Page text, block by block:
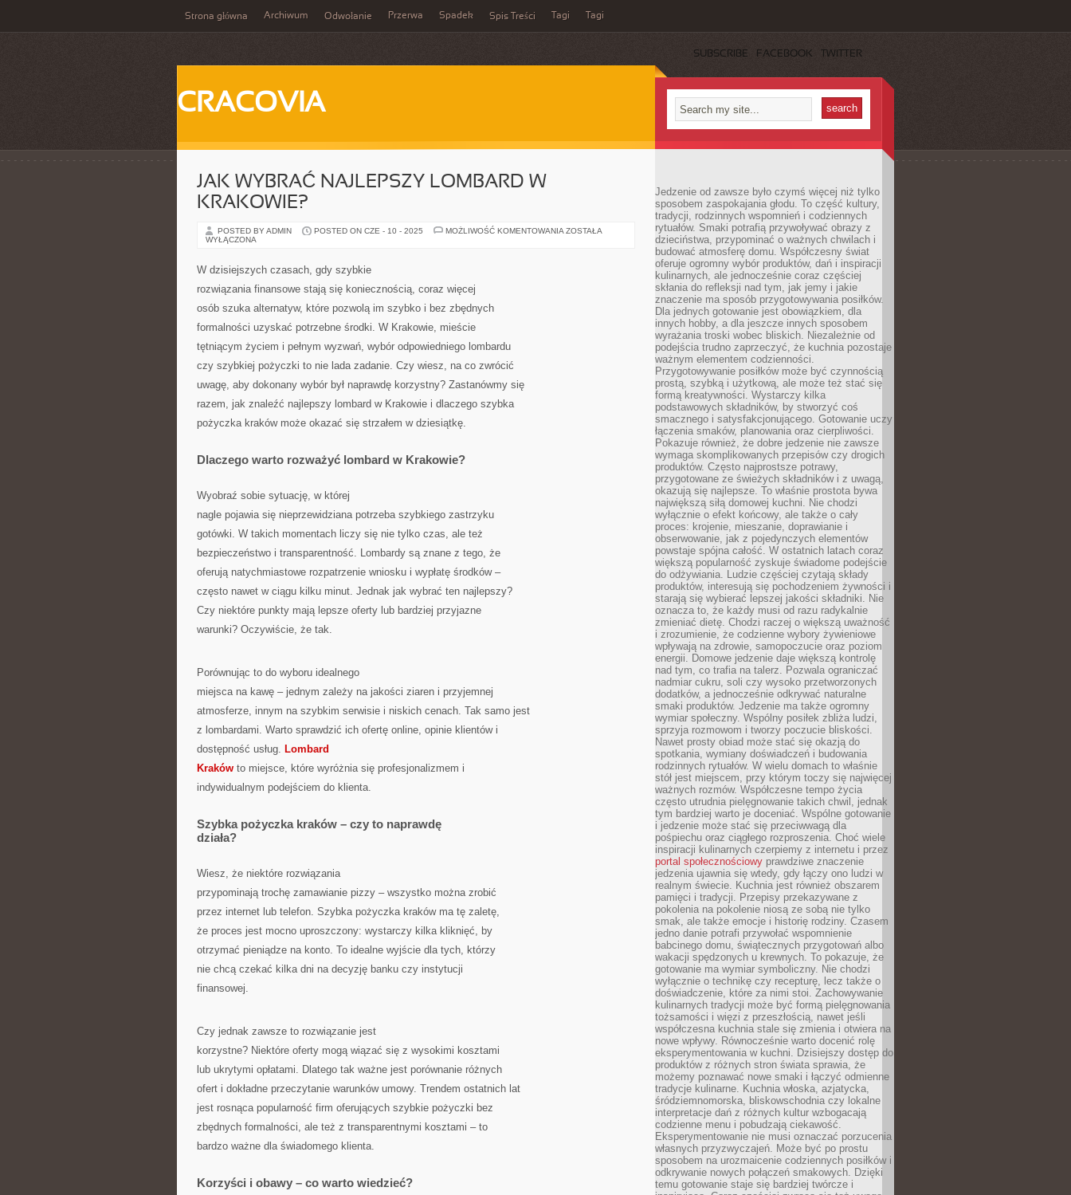
Strona główna Archiwum Odwołanie Przerwa Spadek Spis Treści Tagi Tagi
SUBSCRIBE FACEBOOK TWITTER
CRACOVIA
JAK WYBRAĆ NAJLEPSZY LOMBARD W
KRAKOWIE?
POSTED BY ADMIN POSTED ON CZE - 10 - 2025 MOŻLIWOŚĆ KOMENTOWANIA JAK
ZOSTAŁA
WYŁĄCZONA
W dzisiejszych czasach, gdy szybkie
rozwiązania finansowe stają się koniecznością, coraz więcej
osób szuka alternatyw, które pozwolą im szybko i bez zbędnych
formalności uzyskać potrzebne środki. W Krakowie, mieście
tętniącym życiem i pełnym wyzwań, wybór odpowiedniego lombardu
czy szybkiej pożyczki to nie lada zadanie. Czy wiesz, na co zwrócić
uwagę, aby dokonany wybór był naprawdę korzystny? Zastanówmy się
razem, jak znaleźć najlepszy lombard w Krakowie i dlaczego szybka
pożyczka kraków może okazać się strzałem w dziesiątkę.
Dlaczego warto rozważyć lombard w Krakowie?
Wyobraź sobie sytuację, w której
nagle pojawia się nieprzewidziana potrzeba szybkiego zastrzyku
gotówki. W takich momentach liczy się nie tylko czas, ale też
bezpieczeństwo i transparentność. Lombardy są znane z tego, że
oferują natychmiastowe rozpatrzenie wniosku i wypłatę środków –
często nawet w ciągu kilku minut. Jednak jak wybrać ten najlepszy?
Czy niektóre punkty mają lepsze oferty lub bardziej przyjazne
warunki? Oczywiście, że tak.
Porównując to do wyboru idealnego
miejsca na kawę – jednym zależy na jakości ziaren i przyjemnej
atmosferze, innym na szybkim serwisie i niskich cenach. Tak samo jest
z lombardami. Warto sprawdzić ich ofertę online, opinie klientów i
dostępność usług. Lombard
Kraków to miejsce, które wyróżnia się profesjonalizmem i
indywidualnym podejściem do klienta.
Szybka pożyczka kraków – czy to naprawdę
działa?
Wiesz, że niektóre rozwiązania
przypominają trochę zamawianie pizzy – wszystko można zrobić
przez internet lub telefon. Szybka pożyczka kraków ma tę zaletę,
że proces jest mocno uproszczony: wystarczy kilka kliknięć, by
otrzymać pieniądze na konto. To idealne wyjście dla tych, którzy
nie chcą czekać kilka dni na decyzję banku czy instytucji
finansowej.
Czy jednak zawsze to rozwiązanie jest
korzystne? Niektóre oferty mogą wiązać się z wysokimi kosztami
lub ukrytymi opłatami. Dlatego tak ważne jest porównanie różnych
ofert i dokładne przeczytanie warunków umowy. Trendem ostatnich lat
jest rosnąca popularność firm oferujących szybkie pożyczki bez
zbędnych formalności, ale też z transparentnymi kosztami – to
bardzo ważne dla świadomego klienta.
Korzyści i obawy – co warto wiedzieć?
Jedzenie od zawsze było czymś więcej niż tylko
sposobem zaspokajania głodu. To część kultury,
tradycji, rodzinnych wspomnień i codziennych
rytuałów. Smaki potrafią przywoływać obrazy z
dzieciństwa, przypominać o ważnych chwilach i
budować atmosferę domu. Współczesny świat
oferuje ogromny wybór produktów, dań i inspiracji
kulinarnych, ale jednocześnie coraz częściej
skłania do refleksji nad tym, jak jemy i jakie
znaczenie ma sposób przygotowywania posiłków.
Dla jednych gotowanie jest obowiązkiem, dla
innych hobby, a dla jeszcze innych sposobem
wyrażania troski wobec bliskich. Niezależnie od
podejścia trudno zaprzeczyć, że kuchnia pozostaje
ważnym elementem codzienności.
Przygotowywanie posiłków może być czynnością
prostą, szybką i użytkową, ale może też stać się
formą kreatywności. Wystarczy kilka
podstawowych składników, by stworzyć coś
smacznego i satysfakcjonującego. Gotowanie uczy
łączenia smaków, planowania oraz cierpliwości.
Pokazuje również, że dobre jedzenie nie zawsze
wymaga skomplikowanych przepisów czy drogich
produktów. Często najprostsze potrawy,
przygotowane ze świeżych składników i z uwagą,
okazują się najlepsze. To właśnie prostota bywa
największą siłą domowej kuchni. Nie chodzi
wyłącznie o efekt końcowy, ale także o cały
proces: krojenie, mieszanie, doprawianie i
obserwowanie, jak z pojedynczych elementów
powstaje spójna całość. W ostatnich latach coraz
większą popularność zyskuje świadome podejście
do odżywiania. Ludzie częściej czytają składy
produktów, interesują się pochodzeniem żywności i
starają się wybierać lepszej jakości składniki. Nie
oznacza to, że każdy musi od razu radykalnie
zmieniać dietę. Chodzi raczej o większą uważność
i zrozumienie, że codzienne wybory żywieniowe
wpływają na zdrowie, samopoczucie oraz poziom
energii. Domowe jedzenie daje większą kontrolę
nad tym, co trafia na talerz. Pozwala ograniczać
nadmiar cukru, soli czy wysoko przetworzonych
dodatków, a jednocześnie odkrywać naturalne
smaki produktów. Jedzenie ma także ogromny
wymiar społeczny. Wspólny posiłek zbliża ludzi,
sprzyja rozmowom i tworzy poczucie bliskości.
Nawet prosty obiad może stać się okazją do
spotkania, wymiany doświadczeń i budowania
rodzinnych rytuałów. W wielu domach to właśnie
stół jest miejscem, przy którym toczy się najwięcej
ważnych rozmów. Współczesne tempo życia
często utrudnia pielęgnowanie takich chwil, jednak
tym bardziej warto je doceniać. Wspólne gotowanie
i jedzenie może stać się przeciwwagą dla
pośpiechu oraz ciągłego rozproszenia. Choć wiele
inspiracji kulinarnych czerpiemy z internetu i przez
portal społecznościowy prawdziwe znaczenie
jedzenia ujawnia się wtedy, gdy łączy ono ludzi w
realnym świecie. Kuchnia jest również obszarem
pamięci i tradycji. Przepisy przekazywane z
pokolenia na pokolenie niosą ze sobą nie tylko
smak, ale także emocje i historię rodziny. Czasem
jedno danie potrafi przywołać wspomnienie
babcinego domu, świątecznych przygotowań albo
wakacji spędzonych u krewnych. To pokazuje, że
gotowanie ma wymiar symboliczny. Nie chodzi
wyłącznie o technikę czy recepturę, lecz także o
doświadczenie, które za nimi stoi. Zachowywanie
kulinarnych tradycji może być formą pielęgnowania
tożsamości i więzi z przeszłością, nawet jeśli
współczesna kuchnia stale się zmienia i otwiera na
nowe wpływy. Równocześnie warto docenić rolę
eksperymentowania w kuchni. Dzisiejszy dostęp do
produktów z różnych stron świata sprawia, że
możemy poznawać nowe smaki i łączyć odmienne
tradycje kulinarne. Kuchnia włoska, azjatycka,
śródziemnomorska, bliskowschodnia czy lokalne
interpretacje dań z różnych kultur wzbogacają
codzienne menu i pobudzają ciekawość.
Eksperymentowanie nie musi oznaczać porzucenia
własnych przyzwyczajeń. Może być po prostu
sposobem na urozmaicenie codziennych posiłków i
odkrywanie nowych połączeń smakowych. Dzięki
temu gotowanie staje się bardziej twórcze i